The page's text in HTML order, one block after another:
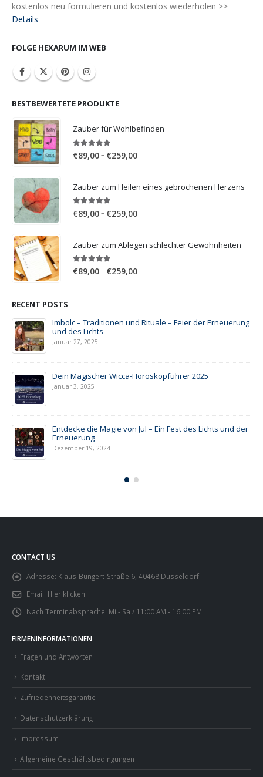
kostenlos neu formulieren und kostenlos wiederholen >>
Details
FOLGE HEXARUM IM WEB
BESTBEWERTETE PRODUKTE
Zauber für Wohlbefinden
5.00out of 5
€89,00– €259,00Price
through
Zauber zum Heilen eines gebrochenen Herzens
5.00out of 5
€89,00– €259,00Price
through
Zauber zum Ablegen schlechter Gewohnheiten
5.00out of 5
€89,00– €259,00Price
RECENT POSTS
Imbolc – Traditionen und Rituale – Feier der Erneuerung
und des Lichts
Januar 27, 2025
Dein Magischer Wicca-Horoskopführer 2025
Januar 3, 2025
Entdecke die Magie von Jul – Ein Fest des Lichts und der
Erneuerung
Dezember 19, 2024
CONTACT US
Adresse: Klaus-Bungert-Straße 6, 40468 Düsseldorf
Email: Hier klicken
Nach Terminabsprache: Mi - Sa / 11:00 AM - 16:00 PM
FIRMENINFORMATIONEN
Fragen und Antworten
Kontakt
Zufriedenheitsgarantie
Datenschutzerklärung
Impressum
Allgemeine Geschäftsbedingungen